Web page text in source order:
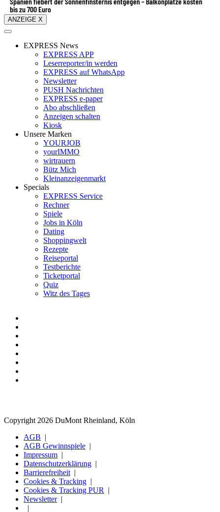
bis zu 700 Euro
ANZEIGE X
EXPRESS News
EXPRESS APP
Leserreporter/in werden
EXPRESS auf WhatsApp
Newsletter
PUSH Nachrichten
EXPRESS e-paper
Abo abschließen
Anzeigen schalten
Kiosk
Unsere Marken
YOURJOB
yourIMMO
wirtrauern
Bütz Mich
Kleinanzeigenmarkt
Specials
EXPRESS Service
Rechner
Spiele
Jobs in Köln
Dating
Shoppingwelt
Rezepte
Reiseportal
Testberichte
Ticketportal
Quiz
Witz des Tages
Copyright 2026 DuMont Rheinland, Köln
AGB
AGB Gewinnspiele
Impressum
Datenschutzerklärung
Barrierefreiheit
Cookies & Tracking
Cookies & Tracking PUR
Newsletter